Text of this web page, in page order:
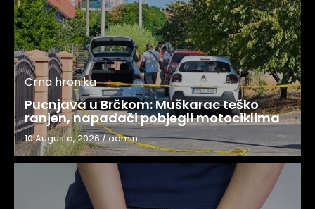
Crna hronika
Pucnjava u Brčkom: Muškarac teško
ranjen, napadači pobjegli motociklima
10 Augusta, 2026/admin